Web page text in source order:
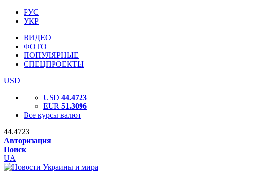
РУС
УКР
ВИДЕО
ФОТО
ПОПУЛЯРНЫЕ
СПЕЦПРОЕКТЫ
USD
USD 44.4723
EUR 51.3096
Все курсы валют
44.4723
Авторизация
Поиск
UA